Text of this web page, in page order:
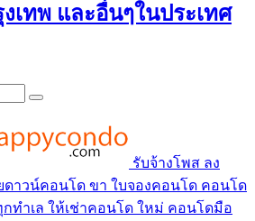
เทพ และอื่นๆในประเทศ
รับจ้างโพส ลง
ดาวน์คอนโด ขา ใบจองคอนโด คอนโด
ทำเล ให้เช่าคอนโด ใหม่ คอนโดมือ